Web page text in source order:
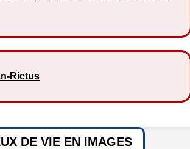
Rictus
DE VIE EN IMAGES